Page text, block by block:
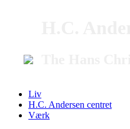
Liv
H.C. Andersen centret
Værk